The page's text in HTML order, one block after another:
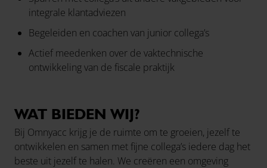
integrale klantadviezen
Begeleiden en coachen van junior collega’s
Actief meedenken over de vaktechnische
ontwikkeling van de fiscale praktijk
WAT BIEDEN WIJ?
Bij Omnyacc krijg je de ruimte om te groeien, jezelf te
ontwikkelen en samen met fijne collega’s iedere dag het
beste uit jezelf te halen. We creëren een omgeving